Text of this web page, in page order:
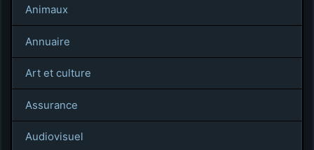
Animaux
Annuaire
Art et culture
Assurance
Audiovisuel